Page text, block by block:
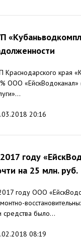
Краснодарского края
ООО «ЕйскВодоканал»
20:16
году
на 25 млн. руб.
году ООО
средства было...
08:19